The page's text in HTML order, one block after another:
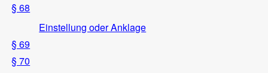
§ 68
Einstellung oder Anklage
§ 69
§ 70